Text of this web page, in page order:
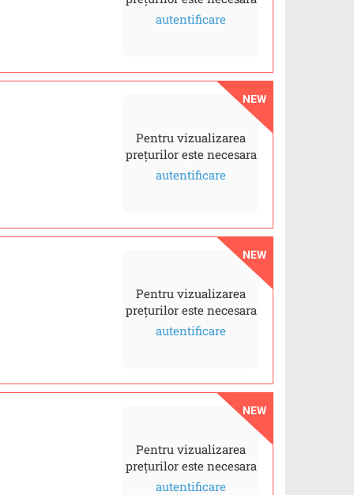
autentificare
NEW
Pentru vizualizarea
prețurilor este necesara
autentificare
NEW
Pentru vizualizarea
prețurilor este necesara
autentificare
NEW
Pentru vizualizarea
prețurilor este necesara
autentificare